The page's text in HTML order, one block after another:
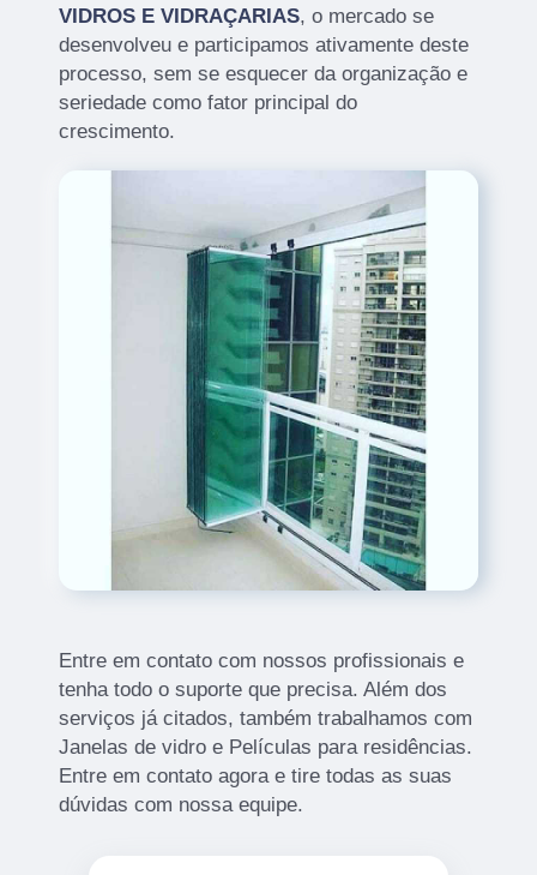
VIDROS E VIDRAÇARIAS, o mercado se
desenvolveu e participamos ativamente deste
processo, sem se esquecer da organização e
seriedade como fator principal do
crescimento.
Entre em contato com nossos profissionais e
tenha todo o suporte que precisa. Além dos
serviços já citados, também trabalhamos com
Janelas de vidro e Películas para residências.
Entre em contato agora e tire todas as suas
dúvidas com nossa equipe.